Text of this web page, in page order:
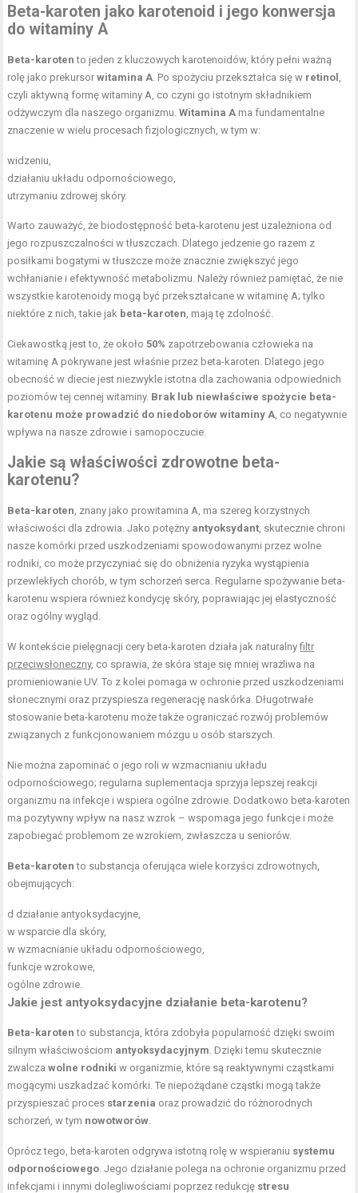
Beta-karoten jako karotenoid i jego konwersja
do witaminy A
Beta-karoten to jeden z kluczowych karotenoidów, który pełni ważną
rolę jako prekursorwitamina A . Po spożyciu przekształca się w retinol
czyli aktywną formę witaminy A, co czyni go istotnym składnikiem
odżywczym dla naszego organizmu.Witamina A ma fundamentalne
znaczenie w wielu procesach fizjologicznych, w tym w:
widzeniu,
działaniu układu odpornościowego,
utrzymaniu zdrowej skóry.
Warto zauważyć, że biodostępność beta-karotenu jest uzależniona od
jego rozpuszczalności w tłuszczach. Dlatego jedzenie go razem z
posiłkami bogatymi w tłuszcze może znacznie zwiększyć jego
wchłanianie i efektywność metabolizmu. Należy również pamiętać, że nie
wszystkie karotenoidy mogą być przekształcane w witaminę A; tylko
niektóre z nich, takie jak beta-karoten , mają tę zdolność.
Ciekawostką jest to, że około50% zapotrzebowania człowieka na
witaminę A pokrywane jest właśnie przez beta-karoten. Dlatego jego
obecność w diecie jest niezwykle istotna dla zachowania odpowiednich
poziomów tej cennej witaminy. Brak lub niewłaściwe spożycie beta-
karotenu może prowadzić do niedoborów witaminy A , co negatywnie
wpływa na nasze zdrowie i samopoczucie.
Jakie są właściwości zdrowotne beta-
karotenu?
Beta-karoten , znany jako prowitamina A, ma szereg korzystnych
właściwości dla zdrowia. Jako potężny antyoksydant , skutecznie chroni
nasze komórki przed uszkodzeniami spowodowanymi przez wolne
rodniki, co może przyczyniać się do obniżenia ryzyka wystąpienia
przewlekłych chorób, w tym schorzeń serca. Regularne spożywanie beta-
karotenu wspiera również kondycję skóry, poprawiając jej elastyczność
oraz ogólny wygląd.
W kontekście pielęgnacji cery beta-karoten działa jak naturalnyfiltr
przeciwsłoneczny, co sprawia, że skóra staje się mniej wrażliwa na
promieniowanie UV. To z kolei pomaga w ochronie przed uszkodzeniami
słonecznymi oraz przyspiesza regenerację naskórka. Długotrwałe
stosowanie beta-karotenu może także ograniczać rozwój problemów
związanych z funkcjonowaniem mózgu u osób starszych.
Nie można zapominać o jego roli w wzmacnianiu układu
odpornościowego; regularna suplementacja sprzyja lepszej reakcji
organizmu na infekcje i wspiera ogólne zdrowie. Dodatkowo beta-karoten
ma pozytywny wpływ na nasz wzrok – wspomaga jego funkcje i może
zapobiegać problemom ze wzrokiem, zwłaszcza u seniorów.
Beta-karoten to substancja oferująca wiele korzyści zdrowotnych,
obejmujących:
d działanie antyoksydacyjne,
w wsparcie dla skóry,
w wzmacnianie układu odpornościowego,
funkcje wzrokowe,
ogólne zdrowie.
Jakie jestantyoksydacyjne działanie beta-karotenu?
Beta-karoten to substancja, która zdobyła popularność dzięki swoim
silnym właściwościom antyoksydacyjnym . Dzięki temu skutecznie
zwalczawolne rodniki w organizmie, które są reaktywnymi cząstkami
mogącymi uszkadzać komórki. Te niepożądane cząstki mogą także
przyspieszać proces starzenia oraz prowadzić do różnorodnych
schorzeń, w tym nowotworów
Oprócz tego, beta-karoten odgrywa istotną rolę w wspieraniu systemu
odpornościowego . Jego działanie polega na ochronie organizmu przed
infekcjami i innymi dolegliwościami poprzez redukcję stresu